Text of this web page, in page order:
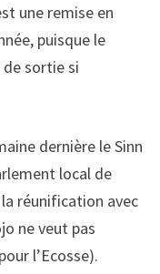
une remise en
puisque le
sortie si
dernière le Sinn
local de
réunification avec
ne veut pas
l’Ecosse).